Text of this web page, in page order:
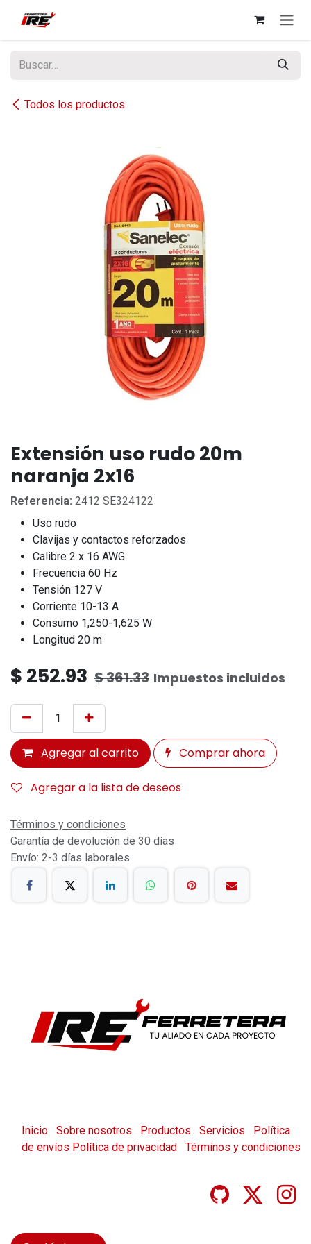
Todos los productos
Extensión uso rudo 20m
naranja 2x16
Referencia: 2412 SE324122
Uso rudo
Clavijas y contactos reforzados
Calibre 2 x 16 AWG
Frecuencia 60 Hz
Tensión 127 V
Corriente 10-13 A
Consumo 1,250-1,625 W
Longitud 20 m
$ 252.93 $361.33 Impuestos incluidos
Agregar al carrito Comprar ahora
Agregar a la lista de deseos
Términos y condiciones
Garantía de devolución de 30 días
Envío: 2-3 días laborales
Inicio Sobre nosotros Productos Servicios
Política
de envíos Política de privacidad Términos y condiciones